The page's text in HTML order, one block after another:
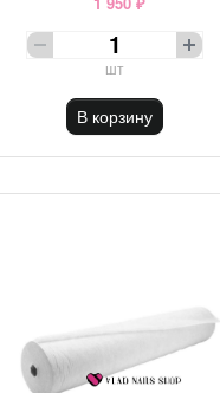
шт
В корзину